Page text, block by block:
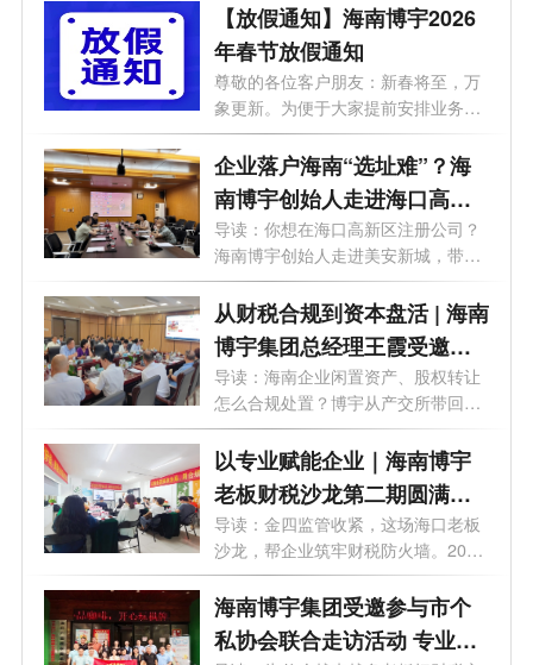
【放假通知】海南博宇2026
年春节放假通知
尊敬的各位客户朋友：新春将至，万
象更新。为便于大家提前安排业务事
宜，...
企业落户海南“选址难”？海
南博宇创始人走进海口高新
区美安新城，为您精准匹配
园区政策！
导读：你想在海口高新区注册公司？
海南博宇创始人走进美安新城，带回
一手...
从财税合规到资本盘活 | 海南
博宇集团总经理王霞受邀走
进海南产交所
导读：海南企业闲置资产、股权转让
怎么合规处置？博宇从产交所带回实
操指...
以专业赋能企业｜海南博宇
老板财税沙龙第二期圆满落
幕
导读：金四监管收紧，这场海口老板
沙龙，帮企业筑牢财税防火墙。2026
年6月...
海南博宇集团受邀参与市个
私协会联合走访活动 专业赋